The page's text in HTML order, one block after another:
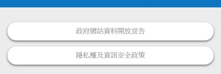
政府網站資料開放宣告
隱私權及資訊安全政策